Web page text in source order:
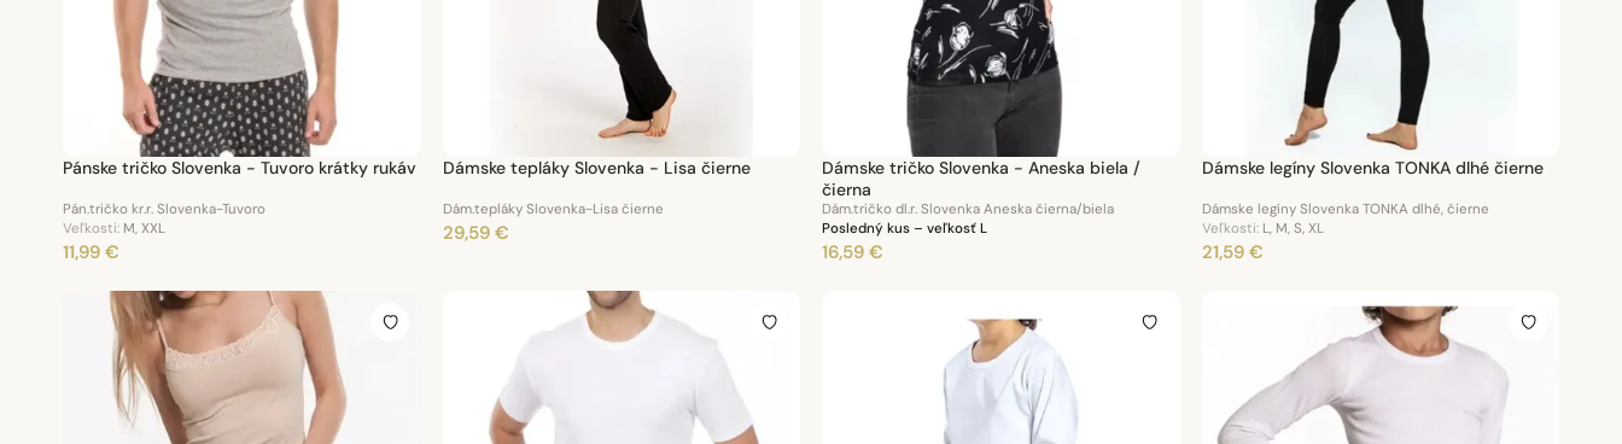
Pánske tričko Slovenka - Tuvoro krátky rukáv
Pán.tričko kr.r. Slovenka-Tuvoro
Veľkosti: M, XXL
11,99 €
Dámske tepláky Slovenka - Lisa čierne
Dám.tepláky Slovenka-Lisa čierne
29,59 €
Dámske tričko Slovenka - Aneska biela /
čierna
Dám.tričko dl.r. Slovenka Aneska čierna/biela
Posledný kus – veľkosť L
16,59 €
Dámske legíny Slovenka TONKA dlhé čierne
Dámske legíny Slovenka TONKA dlhé, čierne
Veľkosti:L, M, S, XL
21,59 €